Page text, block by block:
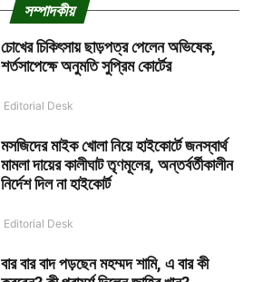
সম্পাদকীয়
চোখের চিকিৎসায় ছাড়পত্র পেলেন অভিষেক,
শর্তসাপেক্ষে অনুমতি সুপ্রিম কোর্টের
Editorial Desk
মসজিদের মাইক খোলা নিয়ে হাইকোর্টে জনস্বার্থ
মামলা দায়ের কালীঘাট তৃণমূলের, অন্তর্বর্তীকালীন
নির্দেশ দিল না হাইকোর্ট
Editorial Desk
বার বার বাদ পড়ছেন মহম্মদ শামি, এ বার কী